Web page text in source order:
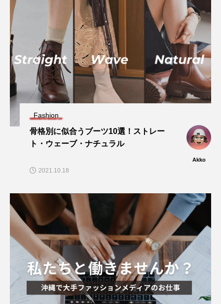
Fashion
骨格別に似合うブーツ10選！ストレー
ト・ウェーブ・ナチュラル
Akko
2021.10.18